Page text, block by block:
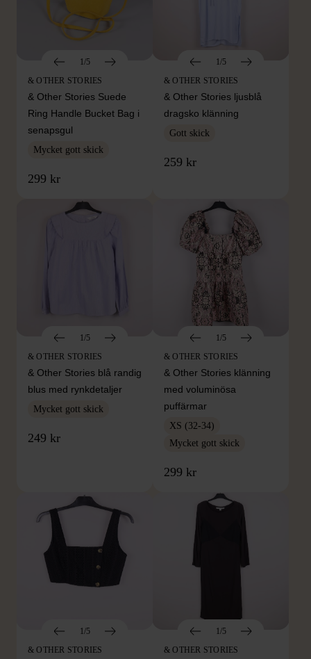
1/5
& OTHER STORIES
& Other Stories Suede
Ring Handle Bucket Bag i
senapsgul
Mycket gott skick
299 kr
1/5
& OTHER STORIES
& Other Stories ljusblå
dragsko klänning
Gott skick
259 kr
1/5
& OTHER STORIES
& Other Stories blå randig
blus med rynkdetaljer
Mycket gott skick
249 kr
1/5
& OTHER STORIES
& Other Stories klänning
med voluminösa
puffärmar
XS (32-34)
Mycket gott skick
299 kr
1/5
& OTHER STORIES
1/5
& OTHER STORIES